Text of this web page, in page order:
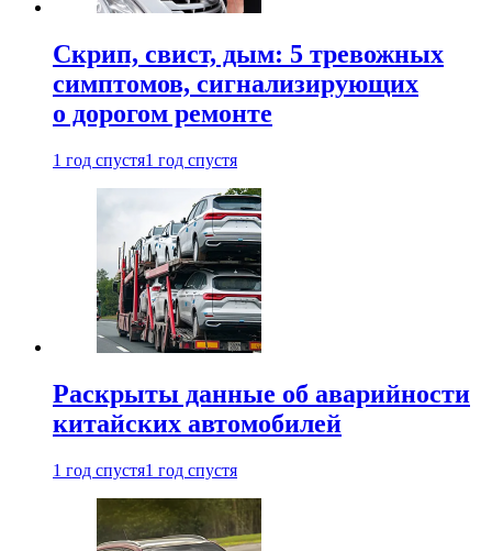
Скрип, свист, дым: 5 тревожных
симптомов, сигнализирующих
о дорогом ремонте
1 год спустя1 год спустя
Раскрыты данные об аварийности
китайских автомобилей
1 год спустя1 год спустя